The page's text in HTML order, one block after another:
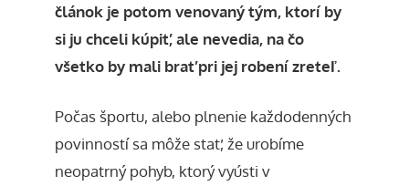
článok je potom venovaný tým, ktorí by
si ju chceli kúpiť, ale nevedia, na čo
všetko by mali brať pri jej robení zreteľ.
Počas športu, alebo plnenie každodenných
povinností sa môže stať, že urobíme
neopatrný pohyb, ktorý vyústi v